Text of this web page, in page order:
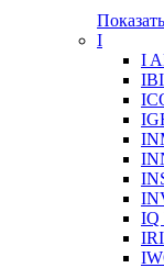
I
I
IQ